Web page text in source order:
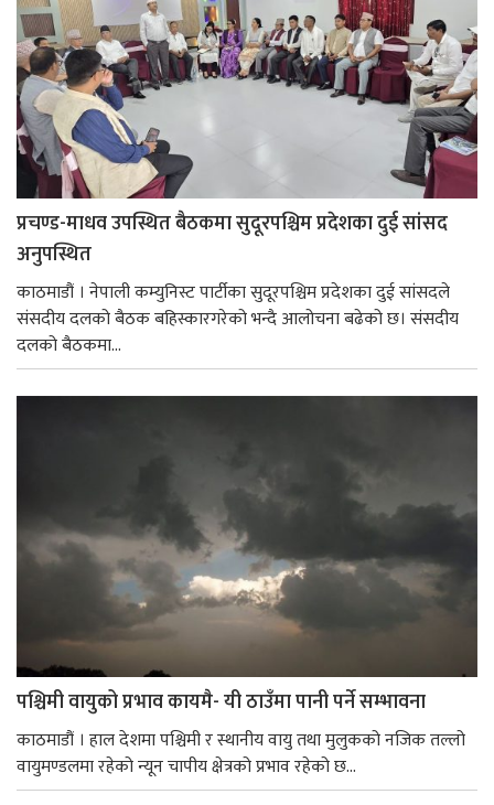
प्रचण्ड-माधव उपस्थित बैठकमा सुदूरपश्चिम प्रदेशका दुई सांसद
अनुपस्थित
काठमाडौं । नेपाली कम्युनिस्ट पार्टीका सुदूरपश्चिम प्रदेशका दुई सांसदले
संसदीय दलको बैठक बहिस्कारगरेको भन्दै आलोचना बढेको छ। स‌ंसदीय
दलको बैठकमा...
पश्चिमी वायुको प्रभाव कायमै- यी ठाउँमा पानी पर्ने सम्भावना
काठमाडौं । हाल देशमा पश्चिमी र स्थानीय वायु तथा मुलुकको नजिक तल्लो
वायुमण्डलमा रहेको न्यून चापीय क्षेत्रको प्रभाव रहेको छ...